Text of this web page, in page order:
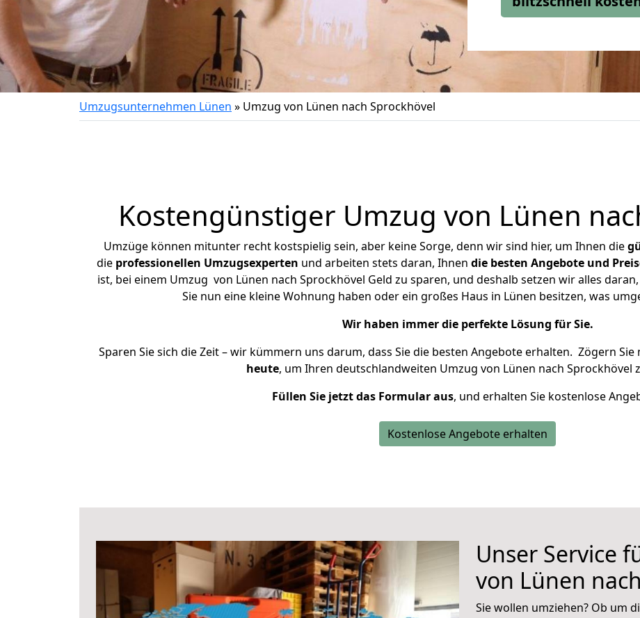
Umzugsunternehmen Lünen » Umzug von Lünen nach Sprockhövel
Kostengünstiger Umzug von Lünen
Umzüge können mitunter recht kostspielig sein, aber keine Sorge, denn wir sind hier, um Ihnen die
die professionellen Umzugsexperten und arbeiten stets daran, Ihnen die besten Angebote und
ist, bei einem Umzug von Lünen nach Sprockhövel Geld zu sparen, und deshalb setzen wir alles
Sie nun eine kleine Wohnung haben oder ein großes Haus in Lünen besitzen, was
Wir haben immer die perfekte Lösung für Sie.
Sparen Sie sich die Zeit – wir kümmern uns darum, dass Sie die besten Angebote erhalten. Zögern Sie
heute, um Ihren deutschlandweiten Umzug von Lünen nach Sprockhövel
Füllen Sie jetzt das Formular aus, und erhalten Sie kostenlose
Kostenlose Angebote erhalten
Unser Service
von Lünen
Sie wollen umziehen? Ob um